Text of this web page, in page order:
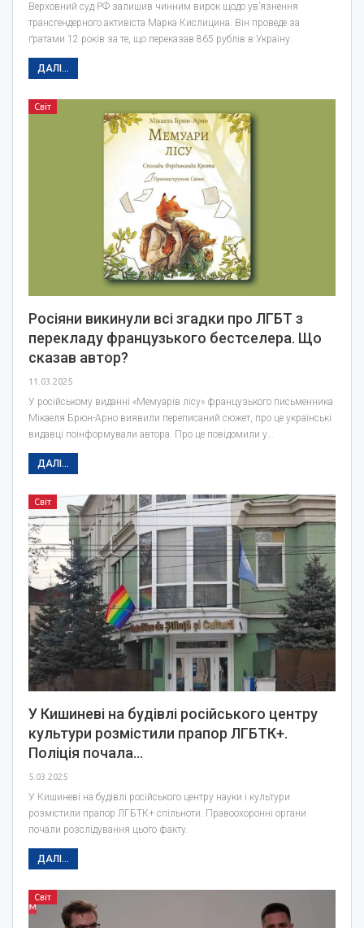
Верховний суд РФ залишив чинним вирок щодо увʼязнення
трансгендерного активіста Марка Кислицина. Він проведе за
ґратами 12 років за те, що переказав 865 рублів в Україну.
ДАЛІ...
Світ
Росіяни викинули всі згадки про ЛГБТ з
перекладу французького бестселера. Що
сказав автор?
11.03.2025
У російському виданні «Мемуарів лісу» французького письменника
Мікаеля Брюн-Арно виявили переписаний сюжет, про це українські
видавці поінформували автора. Про це повідомили у…
ДАЛІ...
Світ
У Кишиневі на будівлі російського центру
культури розмістили прапор ЛГБТК+.
Поліція почала…
5.03.2025
У Кишиневі на будівлі російського центру науки і культури
розмістили прапор ЛГБТК+ спільноти. Правоохоронні органи
почали розслідування цього факту.
ДАЛІ...
Світ